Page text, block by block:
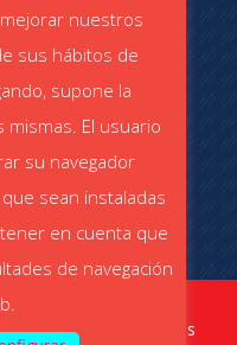
ESCOLAR (PDF)
de privacidad redes
nuestros
sus hábitos de
supone la
mismas. El usuario
su navegador
sean instaladas
en cuenta que
de navegación